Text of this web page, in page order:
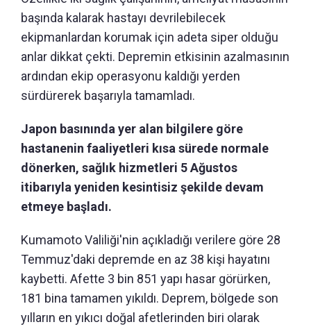
başında kalarak hastayı devrilebilecek
ekipmanlardan korumak için adeta siper olduğu
anlar dikkat çekti. Depremin etkisinin azalmasının
ardından ekip operasyonu kaldığı yerden
sürdürerek başarıyla tamamladı.
Japon basınında yer alan bilgilere göre
hastanenin faaliyetleri kısa sürede normale
dönerken, sağlık hizmetleri 5 Ağustos
itibarıyla yeniden kesintisiz şekilde devam
etmeye başladı.
Kumamoto Valiliği'nin açıkladığı verilere göre 28
Temmuz'daki depremde en az 38 kişi hayatını
kaybetti. Afette 3 bin 851 yapı hasar görürken,
181 bina tamamen yıkıldı. Deprem, bölgede son
yılların en yıkıcı doğal afetlerinden biri olarak